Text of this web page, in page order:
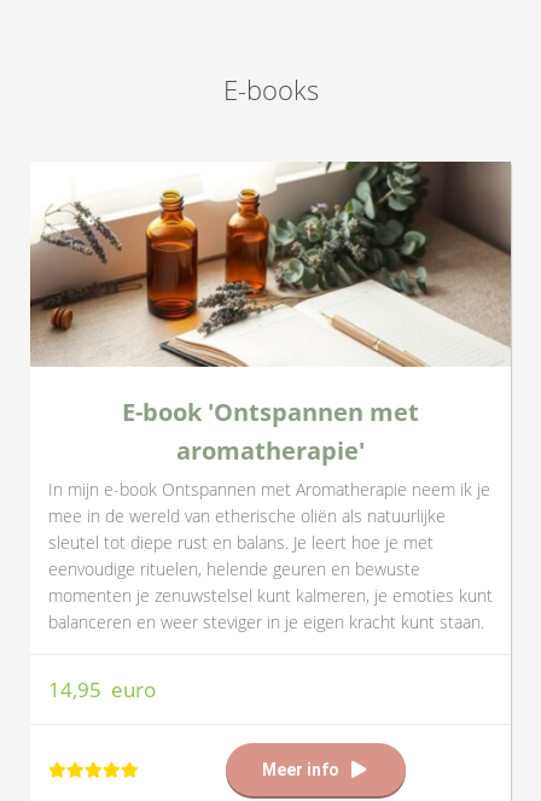
E-books
E-book 'Ontspannen met
aromatherapie'
In mijn e-book Ontspannen met Aromatherapie neem ik je
mee in de wereld van etherische oliën als natuurlijke
sleutel tot diepe rust en balans. Je leert hoe je met
eenvoudige rituelen, helende geuren en bewuste
momenten je zenuwstelsel kunt kalmeren, je emoties kunt
balanceren en weer steviger in je eigen kracht kunt staan.
14,95 euro
Meer info